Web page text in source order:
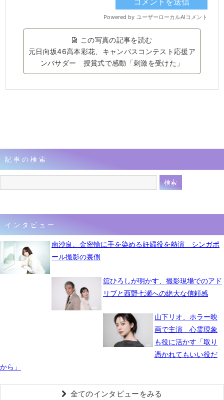
この写真の記事を読む
元日向坂46高本彩花、キャンパスコンテスト応援ア
ンバサダー 授賞式で感動「刺激を受けた」
記事の検索
インタビュー
南沙良、金密輸に手を染める妊婦役を熱演 シンガポ
ール撮影の裏側
舘ひろしが明かす、撮影現場でのアド
リブと西野七瀬への絶大な信頼感
山下リオ、ホラー映
画で主演 心霊現象
も役に活かす「取り
憑かれてもいい役だ
から」
全てのインタビューをみる